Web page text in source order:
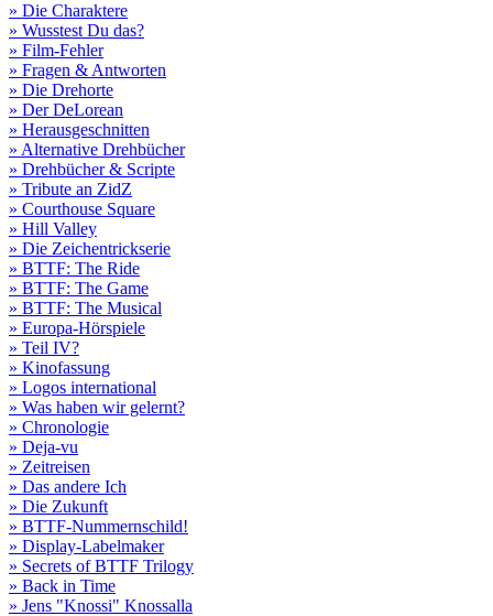
» Die Charaktere
» Wusstest Du das?
» Film-Fehler
» Fragen & Antworten
» Die Drehorte
» Der DeLorean
» Herausgeschnitten
» Alternative Drehbücher
» Drehbücher & Scripte
» Tribute an ZidZ
» Courthouse Square
» Hill Valley
» Die Zeichentrickserie
» BTTF: The Ride
» BTTF: The Game
» BTTF: The Musical
» Europa-Hörspiele
» Teil IV?
» Kinofassung
» Logos international
» Was haben wir gelernt?
» Chronologie
» Deja-vu
» Zeitreisen
» Das andere Ich
» Die Zukunft
» BTTF-Nummernschild!
» Display-Labelmaker
» Secrets of BTTF Trilogy
» Back in Time
» Jens "Knossi" Knossalla